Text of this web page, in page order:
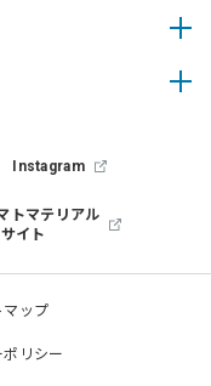
Instagram
トマテリアル
イト
マップ
ポリシー